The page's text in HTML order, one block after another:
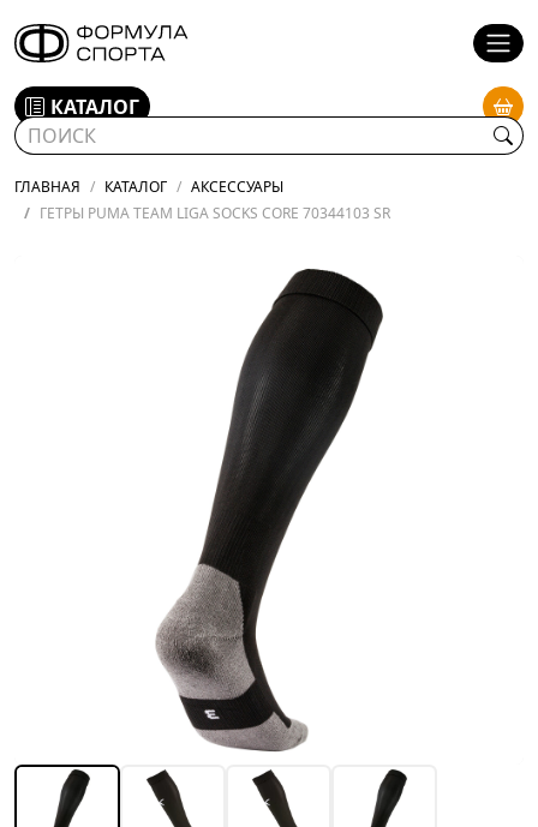
КАТАЛОГ
ГЛАВНАЯ КАТАЛОГ
АКСЕССУАРЫ
ГЕТРЫ PUMA TEAM LIGA SOCKS CORE 70344103 SR